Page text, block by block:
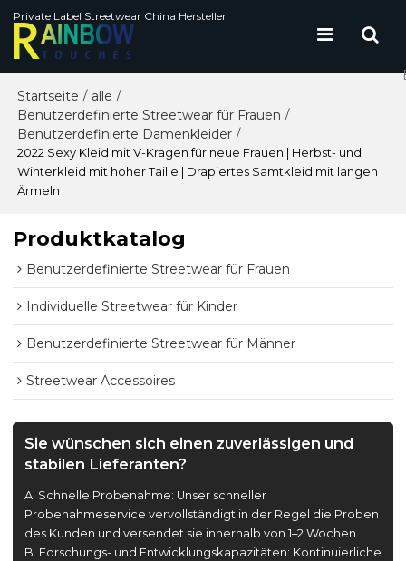
Private Label Streetwear China Hersteller
Startseite / alle /
Benutzerdefinierte Streetwear für Frauen /
Benutzerdefinierte Damenkleider /
2022 Sexy Kleid mit V-Kragen für neue Frauen | Herbst- und
Winterkleid mit hoher Taille | Drapiertes Samtkleid mit langen
Ärmeln
Produktkatalog
Benutzerdefinierte Streetwear für Frauen
Individuelle Streetwear für Kinder
Benutzerdefinierte Streetwear für Männer
Streetwear Accessoires
Sie wünschen sich einen zuverlässigen und
stabilen Lieferanten?
A. Schnelle Probenahme: Unser schneller
Probenahmeservice vervollständigt in der Regel die Proben
des Kunden und versendet sie innerhalb von 1–2 Wochen.
B. Forschungs- und Entwicklungskapazitäten: Kontinuierliche